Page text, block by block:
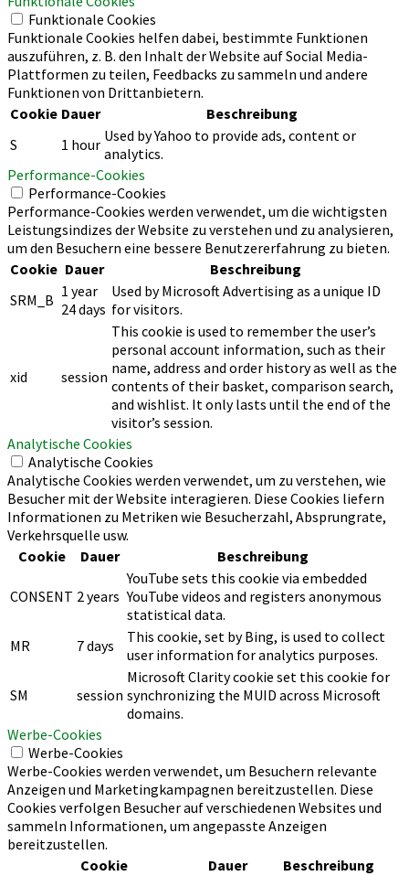
Funktionale Cookies
Funktionale Cookies helfen dabei, bestimmte Funktionen
auszuführen, z. B. den Inhalt der Website auf Social Media-
Plattformen zu teilen, Feedbacks zu sammeln und andere
Funktionen von Drittanbietern.
Cookie Dauer
Beschreibung
S
1 hour Used by Yahoo to provide ads, content or
analytics.
Performance-Cookies
Performance-Cookies
Performance-Cookies werden verwendet, um die wichtigsten
Leistungsindizes der Website zu verstehen und zu analysieren,
um den Besuchern eine bessere Benutzererfahrung zu bieten.
Cookie Dauer
Beschreibung
SRM_B 1 year
24 days
Used by Microsoft Advertising as a unique ID
for visitors.
xid session
This cookie is used to remember the user’s
personal account information, such as their
name, address and order history as well as the
contents of their basket, comparison search,
and wishlist. It only lasts until the end of the
visitor’s session.
Analytische Cookies
Analytische Cookies
Analytische Cookies werden verwendet, um zu verstehen, wie
Besucher mit der Website interagieren. Diese Cookies liefern
Informationen zu Metriken wie Besucherzahl, Absprungrate,
Verkehrsquelle usw.
Cookie
Dauer Beschreibung
CONSENT 2 years
YouTube sets this cookie via embedded
YouTube videos and registers anonymous
statistical data.
MR
7 days
This cookie, set by Bing, is used to collect
user information for analytics purposes.
SM session
Microsoft Clarity cookie set this cookie for
synchronizing the MUID across Microsoft
domains.
Werbe-Cookies
Werbe-Cookies
Werbe-Cookies werden verwendet, um Besuchern relevante
Anzeigen und Marketingkampagnen bereitzustellen. Diese
Cookies verfolgen Besucher auf verschiedenen Websites und
sammeln Informationen, um angepasste Anzeigen
bereitzustellen.
Cookie
Dauer Beschreibung